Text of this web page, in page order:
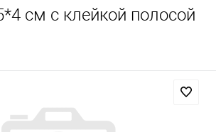
см с клейкой полосой